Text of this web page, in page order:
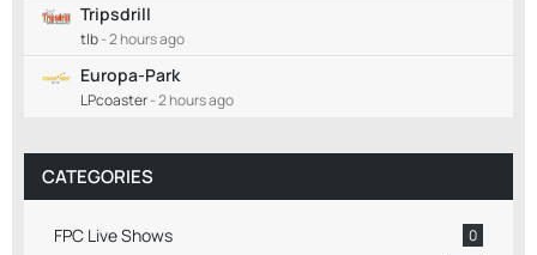
Tripsdrill
tlb-2 hours ago
Europa-Park
LPcoaster-2 hours ago
CATEGORIES
FPC Live Shows 0